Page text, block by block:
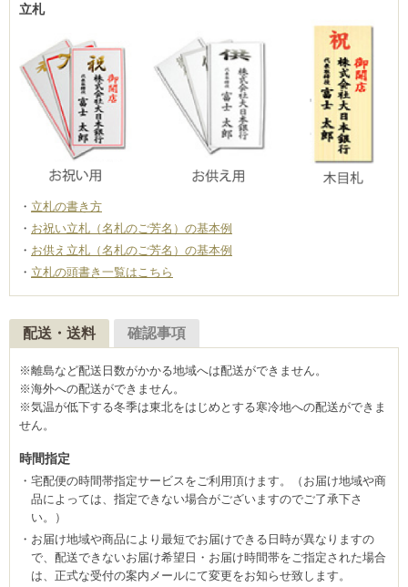
立札
立札の書き方
お祝い立札（名札のご芳名）の基本例
お供え立札（名札のご芳名）の基本例
立札の頭書き一覧はこちら
配送・送料 確認事項
※離島など配送日数がかかる地域へは配送ができません。
※海外への配送ができません。
※気温が低下する冬季は東北をはじめとする寒冷地への配送ができま
せん。
時間指定
宅配便の時間帯指定サービスをご利用頂けます。（お届け地域や商
品によっては、指定できない場合がございますのでご了承下さ
い。）
お届け地域や商品により最短でお届けできる日時が異なりますの
で、配送できないお届け希望日・お届け時間帯をご指定された場合
は、正式な受付の案内メールにて変更をお知らせ致します。